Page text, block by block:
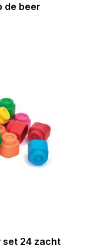
de beer
set 24 zacht